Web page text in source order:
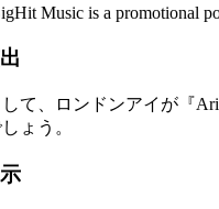
て、ロンドンアイが『
ょう。